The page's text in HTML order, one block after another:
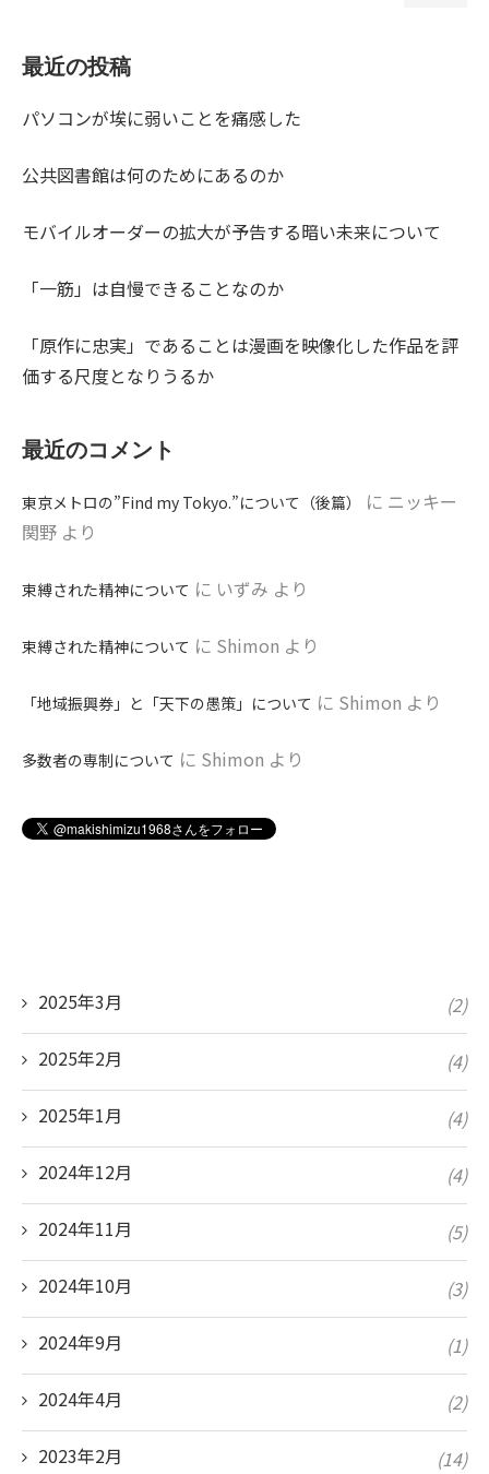
最近の投稿
パソコンが埃に弱いことを痛感した
公共図書館は何のためにあるのか
モバイルオーダーの拡大が予告する暗い未来について
「一筋」は自慢できることなのか
「原作に忠実」であることは漫画を映像化した作品を評
価する尺度となりうるか
最近のコメント
東京メトロの”Find my Tokyo.”について（後篇） に ニッキー
関野 より
束縛された精神について に いずみ より
束縛された精神について に Shimon より
「地域振興券」と「天下の愚策」について に Shimon より
多数者の専制について に Shimon より
2025年3月 (2)
2025年2月 (4)
2025年1月 (4)
2024年12月 (4)
2024年11月 (5)
2024年10月 (3)
2024年9月 (1)
2024年4月 (2)
2023年2月 (14)